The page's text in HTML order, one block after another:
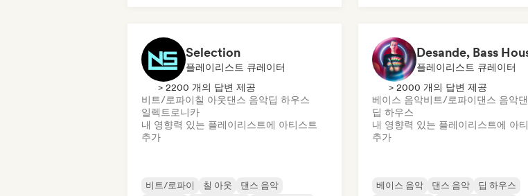
Selection
플레이리스트 큐레이터
> 2200 개의 답변 제공
비트/로파이칠 아웃댄스 음악딥 하우스
일렉트로니카
내 영향력 있는 플레이리스트에 아티스트
추가
비트/로파이 칠 아웃
댄스 음악
플레이리스트 큐레이터
> 2000 개의 답변 제공
베이스 음악비트/로파이댄스 음악
딥 하우스
내 영향력 있는 플레이리스트에 아
추가
베이스 음악 댄스 음악
딥 하우스